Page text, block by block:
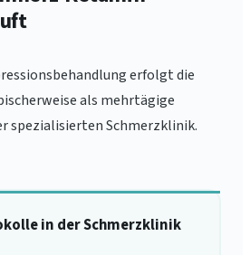
erfolgt die
als mehrtägige
spezialisierten Schmerzklinik.
in der Schmerzklinik